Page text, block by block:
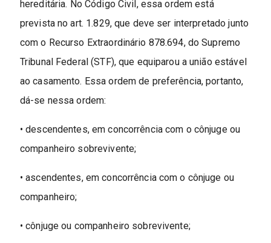
hereditária. No Código Civil, essa ordem está
prevista no art. 1.829, que deve ser interpretado junto
com o Recurso Extraordinário 878.694, do Supremo
Tribunal Federal (STF), que equiparou a união estável
ao casamento. Essa ordem de preferência, portanto,
dá-se nessa ordem:
• descendentes, em concorrência com o cônjuge ou
companheiro sobrevivente;
• ascendentes, em concorrência com o cônjuge ou
companheiro;
• cônjuge ou companheiro sobrevivente;